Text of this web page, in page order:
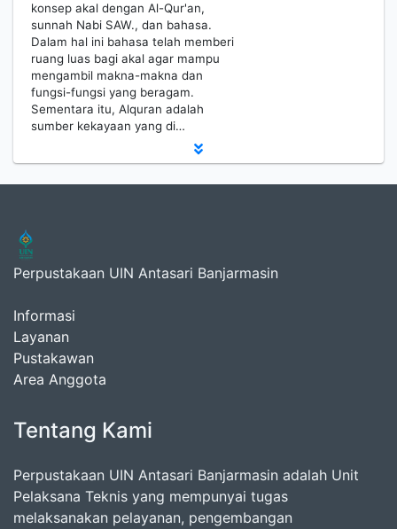
konsep akal dengan Al-Qur'an,
sunnah Nabi SAW., dan bahasa.
Dalam hal ini bahasa telah memberi
ruang luas bagi akal agar mampu
mengambil makna-makna dan
fungsi-fungsi yang beragam.
Sementara itu, Alquran adalah
sumber kekayaan yang di…
Perpustakaan UIN Antasari Banjarmasin
Informasi
Layanan
Pustakawan
Area Anggota
Tentang Kami
Perpustakaan UIN Antasari Banjarmasin adalah Unit
Pelaksana Teknis yang mempunyai tugas
melaksanakan pelayanan, pengembangan